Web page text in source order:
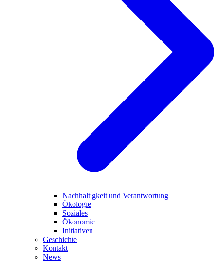
Nachhaltigkeit und Verantwortung
Ökologie
Soziales
Ökonomie
Initiativen
Geschichte
Kontakt
News